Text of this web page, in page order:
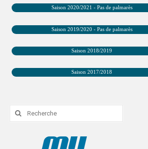
Saison 2020/2021 - Pas de palmarès
Saison 2019/2020 - Pas de palmarès
Saison 2018/2019
Saison 2017/2018
Rechercher